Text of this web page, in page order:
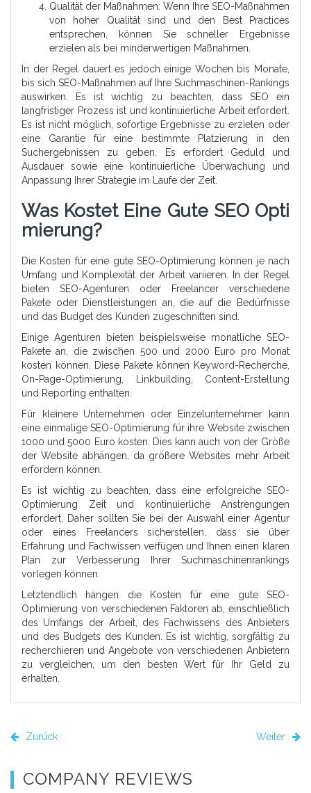
Qualität der Maßnahmen: Wenn Ihre SEO-Maßnahmen
von hoher Qualität sind und den Best Practices
entsprechen, können Sie schneller Ergebnisse
erzielen als bei minderwertigen Maßnahmen.
In der Regel dauert es jedoch einige Wochen bis Monate,
bis sich SEO-Maßnahmen auf Ihre Suchmaschinen-Rankings
auswirken. Es ist wichtig zu beachten, dass SEO ein
langfristiger Prozess ist und kontinuierliche Arbeit erfordert.
Es ist nicht möglich, sofortige Ergebnisse zu erzielen oder
eine Garantie für eine bestimmte Platzierung in den
Suchergebnissen zu geben. Es erfordert Geduld und
Ausdauer sowie eine kontinuierliche Überwachung und
Anpassung Ihrer Strategie im Laufe der Zeit.
Was Kostet Eine Gute SEO Opti
Mierung?
Die Kosten für eine gute SEO-Optimierung können je nach
Umfang und Komplexität der Arbeit variieren. In der Regel
bieten SEO-Agenturen oder Freelancer verschiedene
Pakete oder Dienstleistungen an, die auf die Bedürfnisse
und das Budget des Kunden zugeschnitten sind.
Einige Agenturen bieten beispielsweise monatliche SEO-
Pakete an, die zwischen 500 und 2000 Euro pro Monat
kosten können. Diese Pakete können Keyword-Recherche,
On-Page-Optimierung, Linkbuilding, Content-Erstellung
und Reporting enthalten.
Für kleinere Unternehmen oder Einzelunternehmer kann
eine einmalige SEO-Optimierung für ihre Website zwischen
1000 und 5000 Euro kosten. Dies kann auch von der Größe
der Website abhängen, da größere Websites mehr Arbeit
erfordern können.
Es ist wichtig zu beachten, dass eine erfolgreiche SEO-
Optimierung Zeit und kontinuierliche Anstrengungen
erfordert. Daher sollten Sie bei der Auswahl einer Agentur
oder eines Freelancers sicherstellen, dass sie über
Erfahrung und Fachwissen verfügen und Ihnen einen klaren
Plan zur Verbesserung Ihrer Suchmaschinenrankings
vorlegen können.
Letztendlich hängen die Kosten für eine gute SEO-
Optimierung von verschiedenen Faktoren ab, einschließlich
des Umfangs der Arbeit, des Fachwissens des Anbieters
und des Budgets des Kunden. Es ist wichtig, sorgfältig zu
recherchieren und Angebote von verschiedenen Anbietern
zu vergleichen, um den besten Wert für Ihr Geld zu
erhalten.
Zurück Weiter
COMPANY REVIEWS